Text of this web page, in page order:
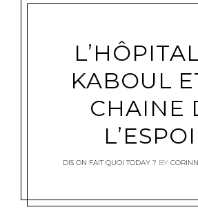
KABOUL
CHAINE
DIS ON FAIT QUOI TODAY ? BY